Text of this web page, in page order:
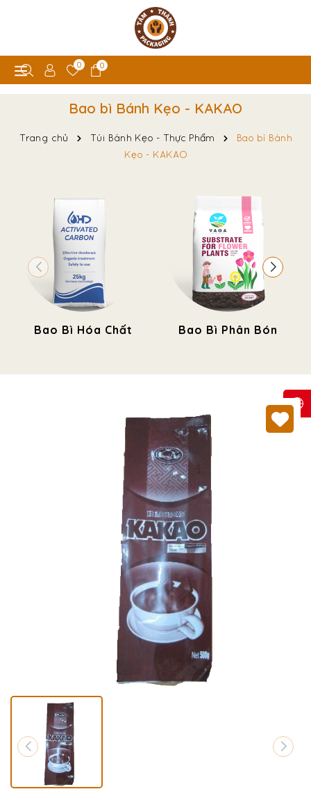
0 0
Bao bì Bánh Kẹo - KAKAO
Trang chủ Túi Bánh Kẹo - Thực Phẩm
Bao bì Bánh
Kẹo - KAKAO
Bao Bì Hóa Chất Bao Bì Phân Bón